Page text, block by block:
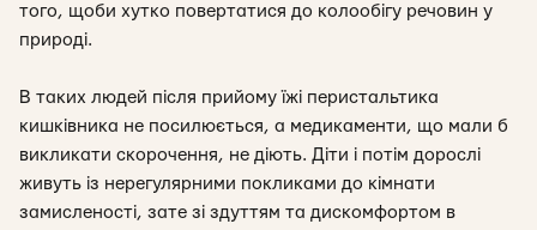
того, щоби хутко повертатися до колообігу речовин у
природі.
В таких людей після прийому їжі перистальтика
кишківника не посилюється, а медикаменти, що мали б
викликати скорочення, не діють. Діти і потім дорослі
живуть із нерегулярними покликами до кімнати
замисленості, зате зі здуттям та дискомфортом в